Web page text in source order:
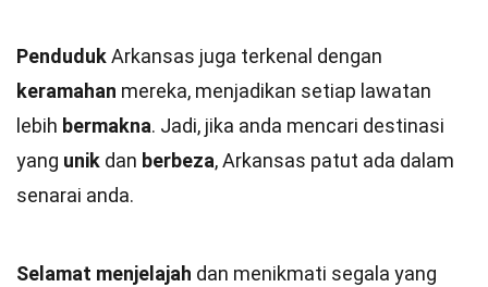
PendudukArkansas juga terkenal dengan
keramahan mereka, menjadikan setiap lawatan
lebih bermakna. Jadi, jika anda mencari destinasi
yang unik dan berbeza, Arkansas patut ada dalam
senarai anda.
Selamat menjelajah dan menikmati segala yang